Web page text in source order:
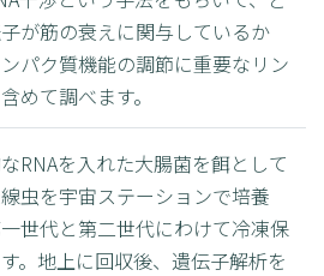
が筋の衰えに関与しているか
パク質機能の調節に重要なリン
めて調べます。
RNAを入れた大腸菌を餌として
虫を宇宙ステーションで培養
世代と第二世代にわけて冷凍保
。地上に回収後、遺伝子解析を